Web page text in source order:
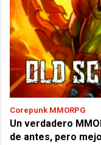
Corepunk MMORPG
Un verdadero
de antes, pero